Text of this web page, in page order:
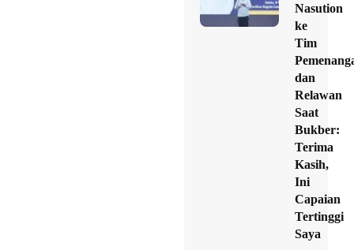
Nasution
ke
Tim
dan
Relawan
Saat
Bukber:
Terima
Kasih,
Ini
Capaian
Tertinggi
Saya